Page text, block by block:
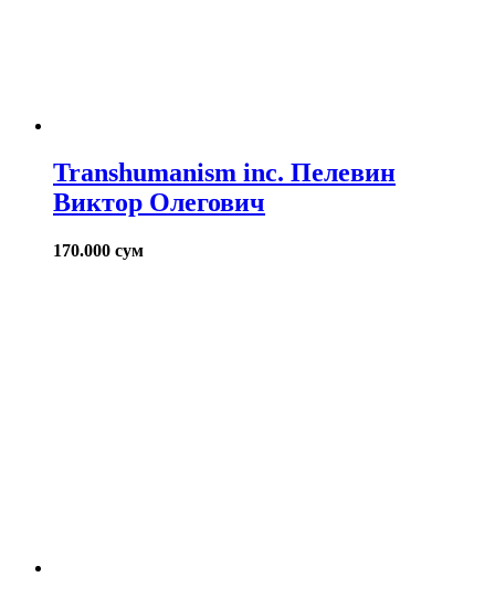
Transhumanism inc. Пелевин
Виктор Олегович
170.000 сум